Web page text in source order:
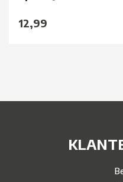
12,99